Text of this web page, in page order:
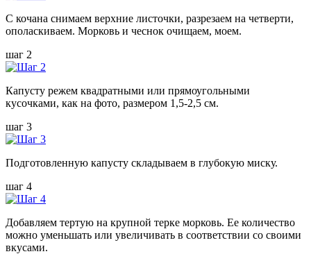
С кочана снимаем верхние листочки, разрезаем на четверти,
ополаскиваем. Морковь и чеснок очищаем, моем.
шаг 2
Капусту режем квадратными или прямоугольными
кусочками, как на фото, размером 1,5-2,5 см.
шаг 3
Подготовленную капусту складываем в глубокую миску.
шаг 4
Добавляем тертую на крупной терке морковь. Ее количество
можно уменьшать или увеличивать в соответствии со своими
вкусами.